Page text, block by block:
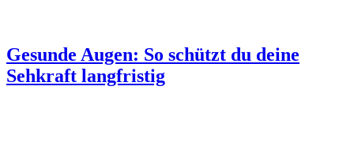
Gesunde Augen: So schützt du deine
Sehkraft langfristig